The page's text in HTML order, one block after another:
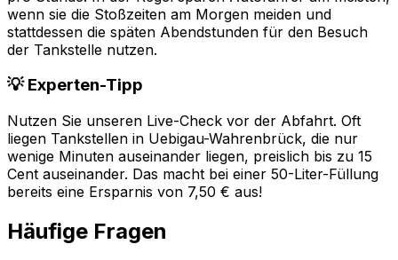
wenn sie die Stoßzeiten am Morgen meiden und
stattdessen die späten Abendstunden für den Besuch
der Tankstelle nutzen.
💡 Experten-Tipp
Nutzen Sie unseren Live-Check vor der Abfahrt. Oft
liegen Tankstellen in Uebigau-Wahrenbrück, die nur
wenige Minuten auseinander liegen, preislich bis zu 15
Cent auseinander. Das macht bei einer 50-Liter-Füllung
bereits eine Ersparnis von 7,50 € aus!
Häufige Fragen